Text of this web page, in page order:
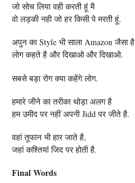
जो सोच लिया वही करती हूं मै
वो लड़की नही जो हर किसी पे मरती हूं.
अपुन का Style भी साला Amazon जैसा है
लोग कहते है और दिखाओ और दिखाओ.
सबसे बड़ा रोग क्या कहेंगे लोग.
हमारे जीने का तरीका थोड़ा अलग है
हम उमीद पर नहीं अपनी Jidd पर जीते है.
वहां तूफान भी हार जाते है,
जहां कश्तियां जिद पर होती है.
Final Words